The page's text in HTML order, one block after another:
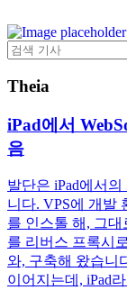
Theia
iPad에서
음
발단은 iPad에서
니다. VPS에 개발
를 인스톨 해, 그
를 리버스 프록시
와, 구축해 왔습니
이어지는데, iPad